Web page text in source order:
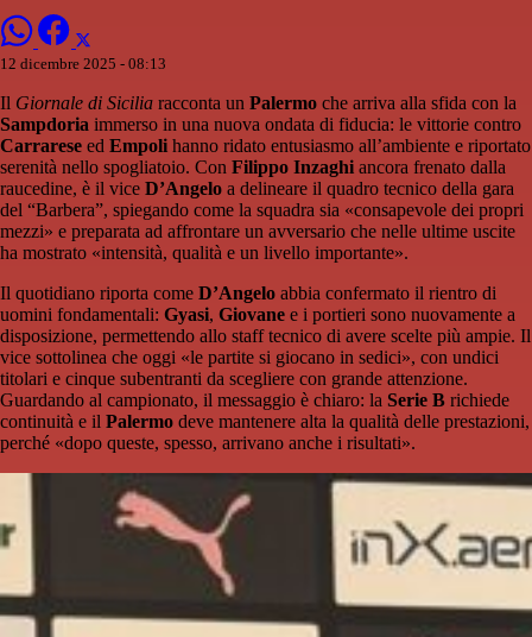
12 dicembre 2025 - 08:13
Il Giornale di Sicilia racconta un Palermo che arriva alla sfida con la
Sampdoria immerso in una nuova ondata di fiducia: le vittorie contro
Carrarese ed Empoli hanno ridato entusiasmo all’ambiente e riportato
serenità nello spogliatoio. Con Filippo Inzaghi ancora frenato dalla
raucedine, è il vice D’Angelo a delineare il quadro tecnico della gara
del “Barbera”, spiegando come la squadra sia «consapevole dei propri
mezzi» e preparata ad affrontare un avversario che nelle ultime uscite
ha mostrato «intensità, qualità e un livello importante».
Il quotidiano riporta come D’Angelo abbia confermato il rientro di
uomini fondamentali: Gyasi, Giovane e i portieri sono nuovamente a
disposizione, permettendo allo staff tecnico di avere scelte più ampie. Il
vice sottolinea che oggi «le partite si giocano in sedici», con undici
titolari e cinque subentranti da scegliere con grande attenzione.
Guardando al campionato, il messaggio è chiaro: la Serie B richiede
continuità e il Palermo deve mantenere alta la qualità delle prestazioni,
perché «dopo queste, spesso, arrivano anche i risultati».